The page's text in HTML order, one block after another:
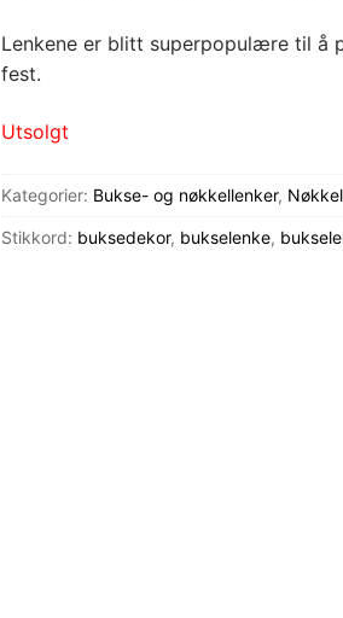
Lenkene er blitt superpopulære til å
fest.
Utsolgt
Kategorier: Bukse- og nøkkellenker,
Stikkord: buksedekor, bukselenke,